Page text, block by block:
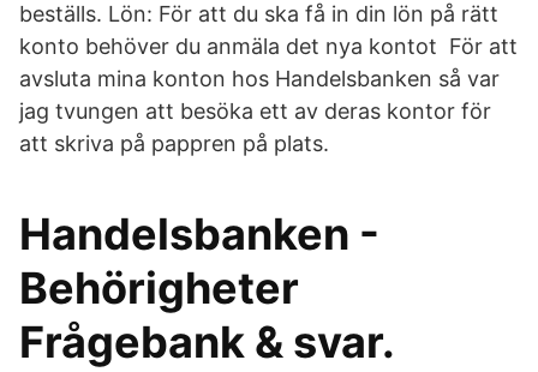
beställs. Lön: För att du ska få in din lön på rätt
konto behöver du anmäla det nya kontot För att
avsluta mina konton hos Handelsbanken så var
jag tvungen att besöka ett av deras kontor för
att skriva på pappren på plats.
Handelsbanken -
Behörigheter
Frågebank & svar.